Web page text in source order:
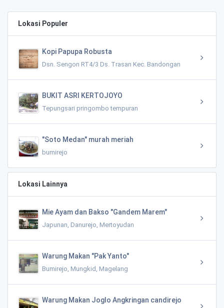
Lokasi Populer
Kopi Papupa Robusta
Dsn. Sengon RT4/3 Ds. Trasan Kec. Bandongan
BUKIT ASRI KERTOJOYO
Tepungsari pringombo tempuran
"Soto Medan" murah meriah
bumirejo
Lokasi Lainnya
Mie Ayam dan Bakso "Gandem Marem"
Japunan, Danurejo, Mertoyudan
Warung Makan "Pak Yanto"
Bumirejo, Mungkid, Magelang
Warung Makan Joglo Angkringan candirejo